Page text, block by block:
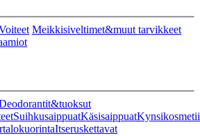
Meikkisiveltimet&muut tarvikkeet
SuihkusaippuatKäsisaippuat
Itseruskettavat